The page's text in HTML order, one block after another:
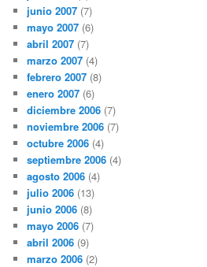
junio 2007 (7)
mayo 2007 (6)
abril 2007 (7)
marzo 2007 (4)
febrero 2007 (8)
enero 2007 (6)
diciembre 2006 (7)
noviembre 2006 (7)
octubre 2006 (4)
septiembre 2006 (4)
agosto 2006 (4)
julio 2006 (13)
junio 2006 (8)
mayo 2006 (7)
abril 2006 (9)
marzo 2006 (2)